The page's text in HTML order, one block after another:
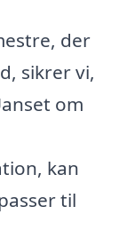
der
sikrer vi,
om
kan
til